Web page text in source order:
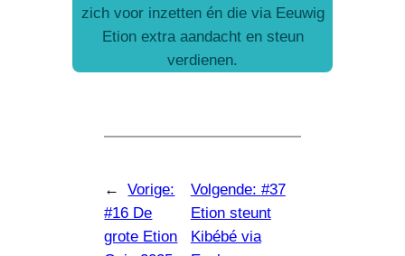
zich voor inzetten én die via Eeuwig
Etion extra aandacht en steun
verdienen.
←
Vorige:
#16 De
grote Etion
Volgende: #37
Etion steunt
Kibébé via